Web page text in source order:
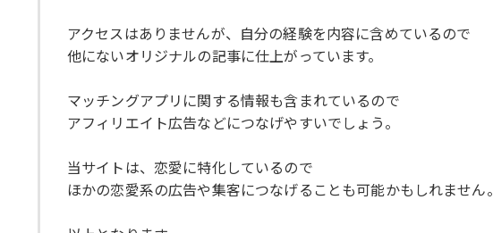
アクセスはありませんが、自分の経験を内容に含めているので
他にないオリジナルの記事に仕上がっています。
マッチングアプリに関する情報も含まれているので
アフィリエイト広告などにつなげやすいでしょう。
当サイトは、恋愛に特化しているので
ほかの恋愛系の広告や集客につなげることも可能かもしれません。